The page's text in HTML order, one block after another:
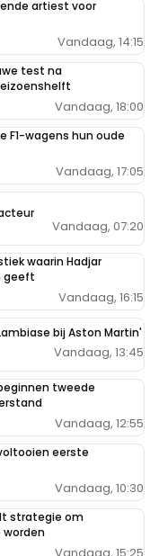
artiest voor
Vandaag, 14:15
test na
Vandaag, 18:00
F1-wagens hun oude
Vandaag, 17:05
Vandaag, 07:20
waarin Hadjar
geeft
Vandaag, 16:15
bij Aston Martin'
Vandaag, 13:45
tweede
Vandaag, 12:55
eerste
Vandaag, 10:30
strategie om
worden